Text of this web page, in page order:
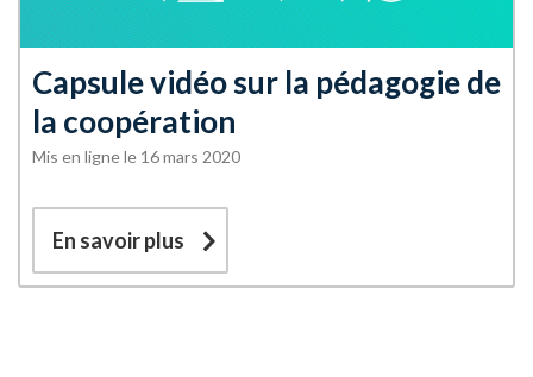
Capsule vidéo sur la pédagogie de
la coopération
Mis en ligne le 16 mars 2020
En savoir plus